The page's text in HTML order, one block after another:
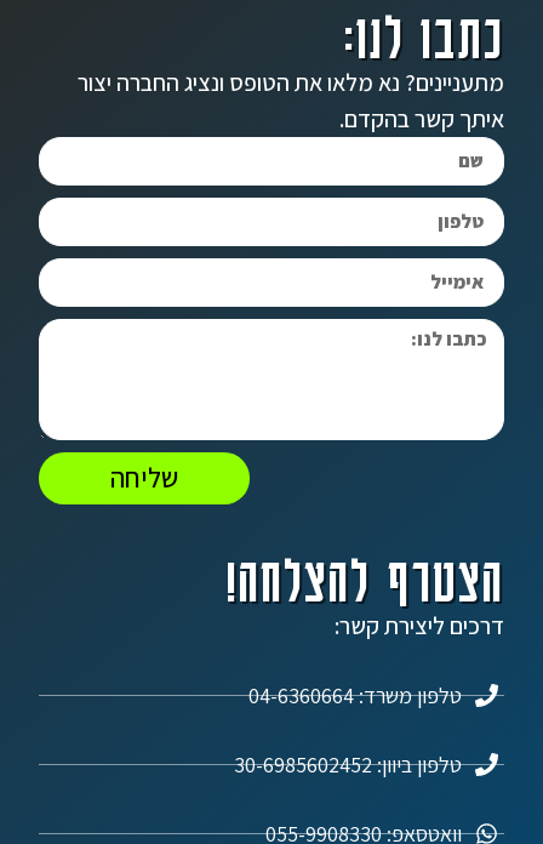
הצטרף להצלחה!
דרכים ליצירת קשר:
טלפון משרד: 04-6360664
טלפון ביוון: 30-6985602452
וואטסאפ: 055-9908330
כתבו לנו:
מתעניינים? נא מלאו את הטופס ונציג החברה יצור
איתך קשר בהקדם.
שליחה